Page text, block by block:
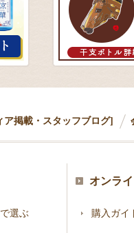
掲載・スタッフブログ]
選ぶ
オンラ
購入ガイ